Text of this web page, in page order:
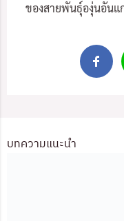
ของสายพันธุ์องุ่นอันแ
บทความแนะนำ